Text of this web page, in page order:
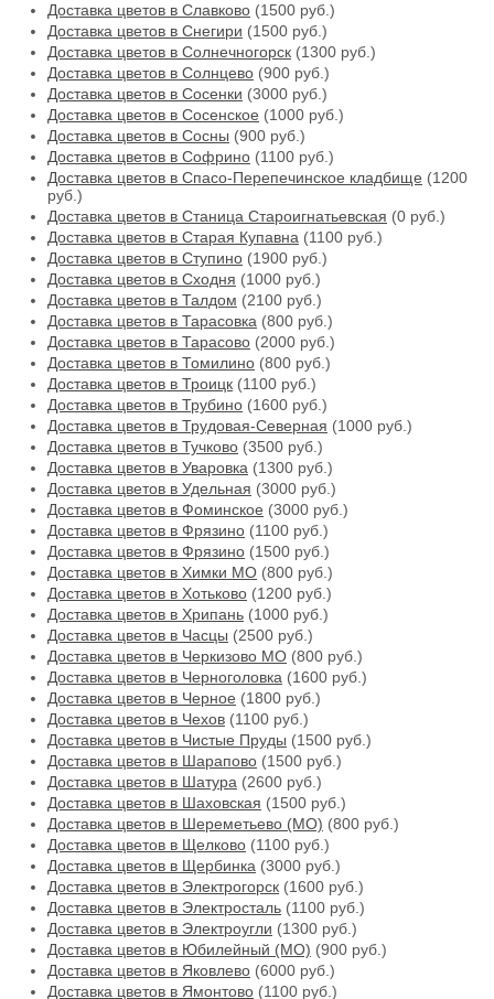
Доставка цветов в Славково (1500 руб.)
Доставка цветов в Снегири (1500 руб.)
Доставка цветов в Солнечногорск (1300 руб.)
Доставка цветов в Солнцево (900 руб.)
Доставка цветов в Сосенки (3000 руб.)
Доставка цветов в Сосенское (1000 руб.)
Доставка цветов в Сосны (900 руб.)
Доставка цветов в Софрино (1100 руб.)
Доставка цветов в Спасо-Перепечинское кладбище (1200
руб.)
Доставка цветов в Станица Староигнатьевская (0 руб.)
Доставка цветов в Старая Купавна (1100 руб.)
Доставка цветов в Ступино (1900 руб.)
Доставка цветов в Сходня (1000 руб.)
Доставка цветов в Талдом (2100 руб.)
Доставка цветов в Тарасовка (800 руб.)
Доставка цветов в Тарасово (2000 руб.)
Доставка цветов в Томилино (800 руб.)
Доставка цветов в Троицк (1100 руб.)
Доставка цветов в Трубино (1600 руб.)
Доставка цветов в Трудовая-Северная (1000 руб.)
Доставка цветов в Тучково (3500 руб.)
Доставка цветов в Уваровка (1300 руб.)
Доставка цветов в Удельная (3000 руб.)
Доставка цветов в Фоминское (3000 руб.)
Доставка цветов в Фрязино (1100 руб.)
Доставка цветов в Фрязино (1500 руб.)
Доставка цветов в Химки МО (800 руб.)
Доставка цветов в Хотьково (1200 руб.)
Доставка цветов в Хрипань (1000 руб.)
Доставка цветов в Часцы (2500 руб.)
Доставка цветов в Черкизово МО (800 руб.)
Доставка цветов в Черноголовка (1600 руб.)
Доставка цветов в Черное (1800 руб.)
Доставка цветов в Чехов (1100 руб.)
Доставка цветов в Чистые Пруды (1500 руб.)
Доставка цветов в Шарапово (1500 руб.)
Доставка цветов в Шатура (2600 руб.)
Доставка цветов в Шаховская (1500 руб.)
Доставка цветов в Шереметьево (МО) (800 руб.)
Доставка цветов в Щелково (1100 руб.)
Доставка цветов в Щербинка (3000 руб.)
Доставка цветов в Электрогорск (1600 руб.)
Доставка цветов в Электросталь (1100 руб.)
Доставка цветов в Электроугли (1300 руб.)
Доставка цветов в Юбилейный (МО) (900 руб.)
Доставка цветов в Яковлево (6000 руб.)
Доставка цветов в Ямонтово (1100 руб.)